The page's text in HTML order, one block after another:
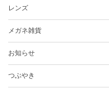
レンズ
メガネ雑貨
お知らせ
つぶやき